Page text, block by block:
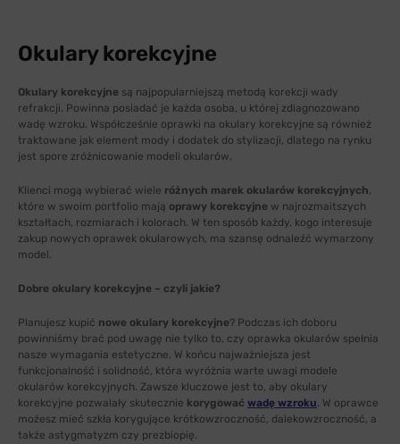
Okulary korekcyjne
Okulary korekcyjne są najpopularniejszą metodą korekcji wady
refrakcji. Powinna posiadać je każda osoba, u której zdiagnozowano
wadę wzroku. Współcześnie oprawki na okulary korekcyjne są również
traktowane jak element mody i dodatek do stylizacji, dlatego na rynku
jest spore zróżnicowanie modeli okularów.
Klienci mogą wybierać wiele różnych marek okularów korekcyjnych,
które w swoim portfolio mają oprawy korekcyjne w najrozmaitszych
kształtach, rozmiarach i kolorach. W ten sposób każdy, kogo interesuje
zakup nowych oprawek okularowych, ma szansę odnaleźć wymarzony
model.
Dobre okulary korekcyjne – czyli jakie?
Planujesz kupić nowe okulary korekcyjne? Podczas ich doboru
powinniśmy brać pod uwagę nie tylko to, czy oprawka okularów spełnia
nasze wymagania estetyczne. W końcu najważniejsza jest
funkcjonalność i solidność, która wyróżnia warte uwagi modele
okularów korekcyjnych. Zawsze kluczowe jest to, aby okulary
korekcyjne pozwalały skutecznie korygować wadę wzroku. W oprawce
możesz mieć szkła korygujące krótkowzroczność, dalekowzroczność, a
także astygmatyzm czy prezbiopię.